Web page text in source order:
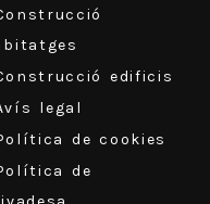
edificis
legal
de cookies
de